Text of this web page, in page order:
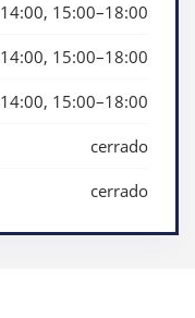
15:00–18:00
15:00–18:00
15:00–18:00
cerrado
cerrado